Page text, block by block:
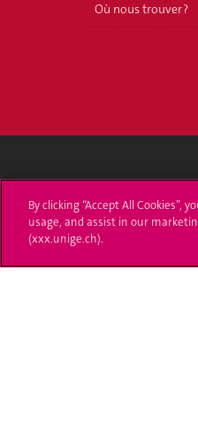
Où nous trouver ?
24 rue du Général-
T. +41 (0)22 379 71 11
By clicking “Accept All
usage, and assist in our
(xxx.unige.ch).